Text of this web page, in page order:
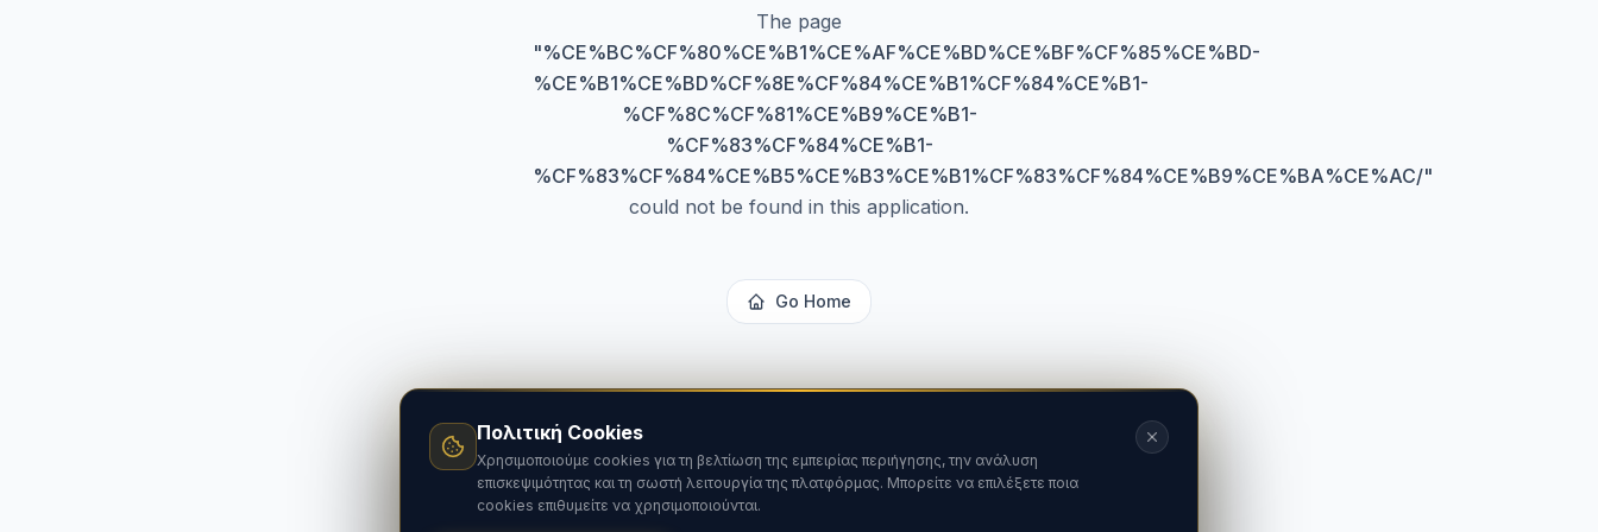
The page
"%CE%BC%CF%80%CE%B1%CE%AF%CE%BD%CE%BF%CF%85%CE%BD-
%CE%B1%CE%BD%CF%8E%CF%84%CE%B1%CF%84%CE%B1-
%CF%8C%CF%81%CE%B9%CE%B1-
%CF%83%CF%84%CE%B1-
%CF%83%CF%84%CE%B5%CE%B3%CE%B1%CF%83%CF%84%CE%B9%CE%BA%CE%AC/"
could not be found in this application.
Go Home
Πολιτική Cookies
Χρησιμοποιούμε cookies για τη βελτίωση της εμπειρίας περιήγησης, την ανάλυση
επισκεψιμότητας και τη σωστή λειτουργία της πλατφόρμας. Μπορείτε να επιλέξετε ποια
cookies επιθυμείτε να χρησιμοποιούνται.